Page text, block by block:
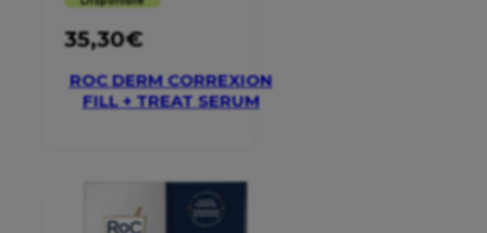
35,30€
ROC DERM CORREXION
FILL + TREAT SERUM